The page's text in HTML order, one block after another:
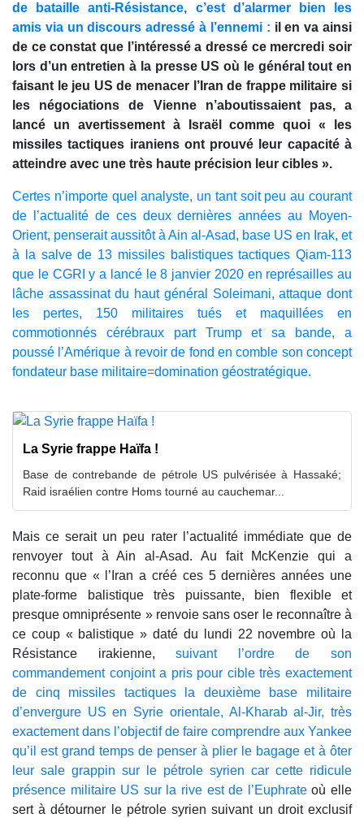
de bataille anti-Résistance, c’est d’alarmer bien les
amis via un discours adressé à l’ennemi : il en va ainsi
de ce constat que l’intéressé a dressé ce mercredi soir
lors d’un entretien à la presse US où le général tout en
faisant le jeu US de menacer l’Iran de frappe militaire si
les négociations de Vienne n’aboutissaient pas, a
lancé un avertissement à Israël comme quoi « les
missiles tactiques iraniens ont prouvé leur capacité à
atteindre avec une très haute précision leur cibles ».
Certes n’importe quel analyste, un tant soit peu au courant
de l’actualité de ces deux dernières années au Moyen-
Orient, penserait aussitôt à Ain al-Asad, base US en Irak, et
à la salve de 13 missiles balistiques tactiques Qiam-113
que le CGRI y a lancé le 8 janvier 2020 en représailles au
lâche assassinat du haut général Soleimani, attaque dont
les pertes, 150 militaires tués et maquillées en
commotionnés cérébraux part Trump et sa bande, a
poussé l’Amérique à revoir de fond en comble son concept
fondateur base militaire=domination géostratégique.
La Syrie frappe Haïfa !
Base de contrebande de pétrole US pulvérisée à Hassaké;
Raid israélien contre Homs tourné au cauchemar...
Mais ce serait un peu rater l’actualité immédiate que de
renvoyer tout à Ain al-Asad. Au fait McKenzie qui a
reconnu que « l’Iran a créé ces 5 dernières années une
plate-forme balistique très puissante, bien flexible et
presque omniprésente » renvoie sans oser le reconnaître à
ce coup « balistique » daté du lundi 22 novembre où la
Résistance irakienne,suivant l’ordre de son
commandement conjoint a pris pour cible très exactement
de cinq missiles tactiques la deuxième base militaire
d’envergure US en Syrie orientale, Al-Kharab al-Jir, très
exactement dans l’objectif de faire comprendre aux Yankee
qu’il est grand temps de penser à plier le bagage et à ôter
leur sale grappin sur le pétrole syrien car cette ridicule
présence militaire US sur la rive est de l’Euphrateoù elle
sert à détourner le pétrole syrien suivant un droit exclusif